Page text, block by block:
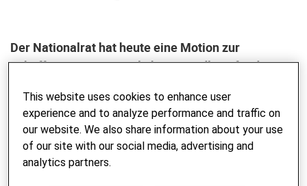
Der Nationalrat hat heute eine Motion zur
Schaffung einer gesetzlichen Grundlage für die
trotzdem weiterhin einen Staatsvertrag durch-
boxen. Alliance Sud fordert mehr Transparenz und
klare Regeln, damit die Unterstützung für den
Wiederaufbau der Ukraine die lokale Wirtschaft
This website uses cookies to enhance user
experience and to analyze performance and traffic on
our website. We also share information about your use
of our site with our social media, advertising and
analytics partners.